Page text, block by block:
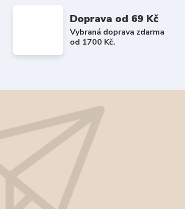
Doprava od 69 Kč
Vybraná doprava zdarma
od 1700 Kč.